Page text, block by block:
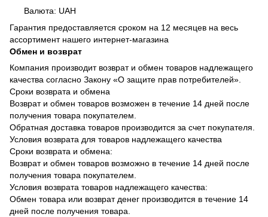
Валюта: UAH
Гарантия предоставляется сроком на 12 месяцев на весь
ассортимент нашего интернет-магазина
Обмен и возврат
Компания производит возврат и обмен товаров надлежащего
качества согласно Закону «О защите прав потребителей».
Сроки возврата и обмена
Возврат и обмен товаров возможен в течение 14 дней после
получения товара покупателем.
Обратная доставка товаров производится за счет покупателя.
Условия возврата для товаров надлежащего качества
Сроки возврата и обмена:
Возврат и обмен товаров возможно в течение 14 дней после
получения товара покупателем.
Условия возврата товаров надлежащего качества:
Обмен товара или возврат денег производится в течение 14
дней после получения товара.